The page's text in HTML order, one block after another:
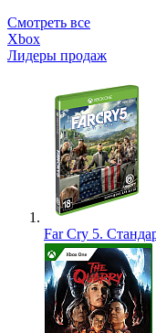
Смотреть все
Xbox
Лидеры продаж
Far Cry 5.